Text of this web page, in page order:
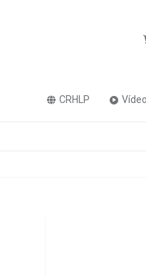
CRHLP